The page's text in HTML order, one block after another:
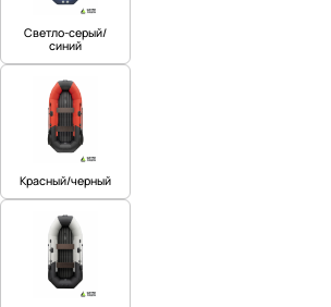
Светло-серый/
синий
Красный/черный